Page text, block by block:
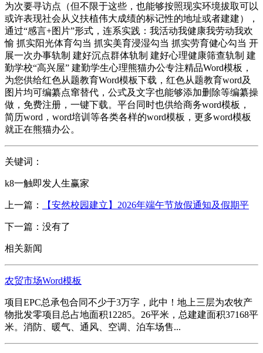
为次要寻访点（但不限于这些，也能够按照现实环境拔取可以
或许表现社会从义扶植伟大成绩的标记性的地址或者建建），
通过“感言+图片”形式，连系实践：我活动我健康我劳动我欢
愉 抓实阳光体育勾当 抓实美育浸湿勾当 抓实劳育健心勾当 开
展一次办事轨制 建好沉点群体轨制 建好心理健康筛查轨制 建
勤学校“高兴屋” 建勤学生心理熊猫办公专注精品Word模板，
为您供给红色从题教育Word模板下载，红色从题教育word及
图片均可编纂点窜替代，公式及文字也能够添加删除等编纂操
做，免费注册，一键下载。平台同时也供给商务word模板，
简历word，word培训等各类各样的word模板，更多word模板
就正在熊猫办公。
关键词：
k8一触即发人生赢家
上一篇： 【安然校园建立】2026年端午节放假通知及假期平
下一篇：没有了
相关新闻
农贸市场Word模板
项目EPC总承包合同不少于3万字，此中！地上三层为农牧产
物批发零项目总占地面积12285。26平米，总建建面积37168平
米。消防、暖气、通风、空调、泊车场售...